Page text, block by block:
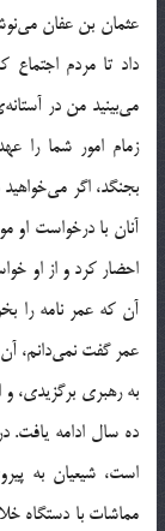
عثمان بن عفان
داد تا مردم
مي‌بينيد من در
زمام امور شما را
بجنگد، اگر
آنان با درخواست او
احضار كرد و از او
آن كه عمر نامه را
عمر گفت نمي‌دانم،
ده سال ادامه يافت.
است، شيعيان به
مماشات با دستگاه